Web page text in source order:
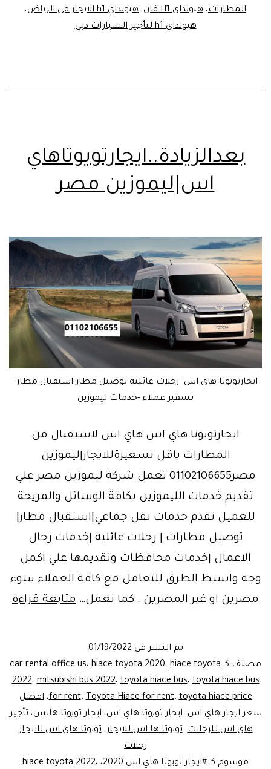
المطارات، هيونداى H1 فان ، هيونداي h1 الايجار في الرياض
،
هيونداي h1 لتأجير السيارات دبي
بعدالزيادة..ايجارتويوتاهاي
اس|ليموزين مصر
ايجارتويوتا هاي اس -رحلات عائلية-توصيل مطار-استقبال مطار-
تسفير عملاء -خدمات ليموزين
ايجارتويوتا هاي اس هاي اس لاستقبال من
المطارات باقل تسعيرةللايجار|ليموزين
مصر01102106655 تعمل شركة ليموزين مصر علي
تقديم خدمات الليموزين بكافة الوسائل والمريحة
للعميل نقدم خدمات نقل جماعي|استقبال مطار|
توصيل مطارات | رحلات عائلية |خدمات رجال
الاعمال |خدمات محافظات وتقديمها علي اكمل
وجه وابسط الطرق للتعامل مع كافة العملاء سوء
مصرين او غير المصرين . كما نعمل… متابعة قراءة
تم النشر في 01/19/2022
مصنف كـ
car rental office us، hiace toyota 2020، hiace toyota
2022،mitsubishi bus 2022،toyota hiace bus،toyota hiace bus
for rent،Toyota Hiace for rent،toyota hiace price ،افضل
سعر ايجار هاي اس،ايجار تويوتا هاي اس،ايجار تويوتا هايس،تأجير
هاي اس للرحلات،تويوتا ها اس للايجار،تويوتا هاى اس للايجار
رحلات
موسوم كـ #ايجار تويوتا هاي اس 2020 ، hiace toyota 2022،